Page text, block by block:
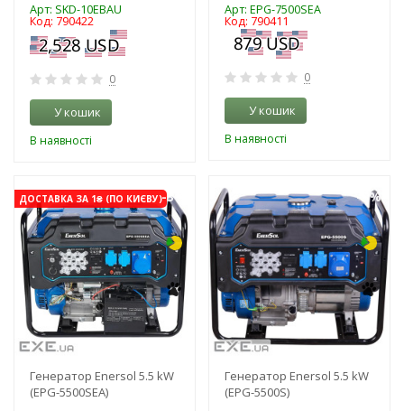
Арт: SKD-10EBAU
Код: 790422
0
У кошик
В наявності
Арт: EPG-7500SEA
Код: 790411
0
У кошик
В наявності
ДОСТАВКА ЗА 1₴ (ПО КИЄВУ)-3%
Генератор Enersol 5.5 kW
(EPG-5500SEA)
-3%
Генератор Enersol 5.5 kW
(EPG-5500S)